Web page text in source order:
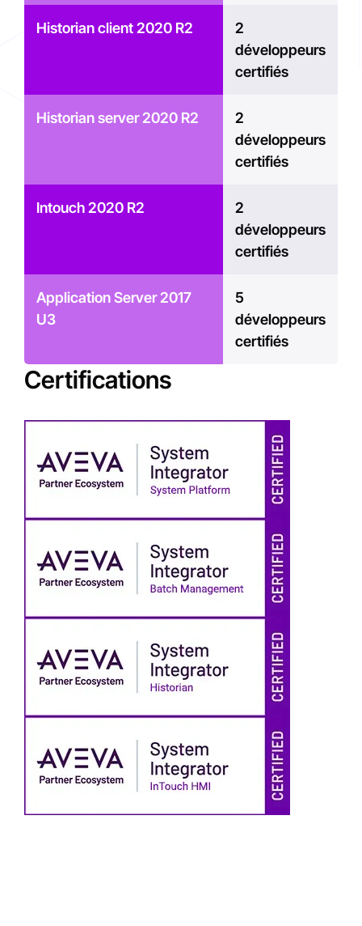
Certifications
Historian client 2020 R2
2
développeurs
certifiés
Historian server 2020 R2
2
développeurs
certifiés
Intouch 2020 R2
2
développeurs
certifiés
Application Server 2017
U3
5
développeurs
certifiés